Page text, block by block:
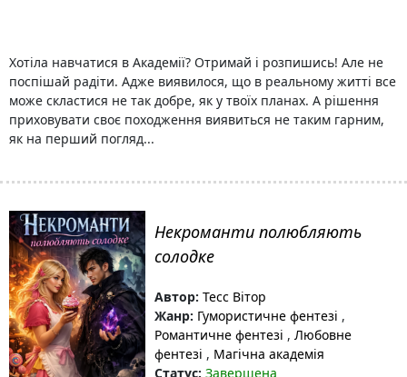
Хотіла навчатися в Академії? Отримай і розпишись! Але не
поспішай радіти. Адже виявилося, що в реальному житті все
може скластися не так добре, як у твоїх планах. А рішення
приховувати своє походження виявиться не таким гарним,
як на перший погляд...
Некроманти полюбляють
солодке
Автор: Тесс Вітор
Жанр: Гумористичне фентезі ,
Романтичне фентезі , Любовне
фентезі , Магічна академія
Статус: Завершена